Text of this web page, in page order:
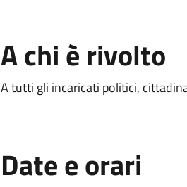
A chi è rivolto
A tutti gli incaricati politici,
Date e orari